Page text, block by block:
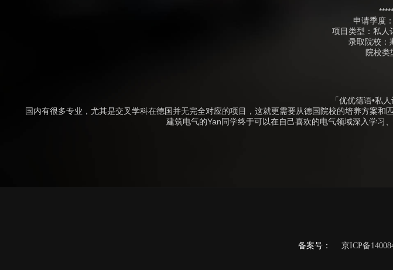
申请季度
项目类型：私人
录取院校：
院校类
「优优德语•私
国内有很多专业，尤其是交叉学科在德国并无完全对应的项目，这就更需要从德国院校的培养方案
建筑电气的Yan同学终于可以在自己喜欢的电气领域深入学习
备案号： 京ICP备